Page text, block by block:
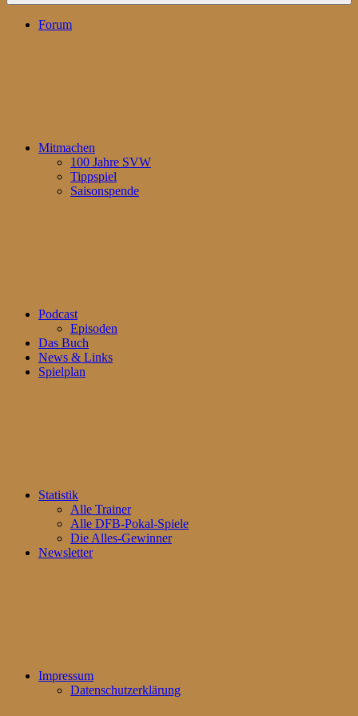
Forum
Mitmachen
100 Jahre SVW
Tippspiel
Saisonspende
Podcast
Episoden
Das Buch
News & Links
Spielplan
Statistik
Alle Trainer
Alle DFB-Pokal-Spiele
Die Alles-Gewinner
Newsletter
Impressum
Datenschutzerklärung